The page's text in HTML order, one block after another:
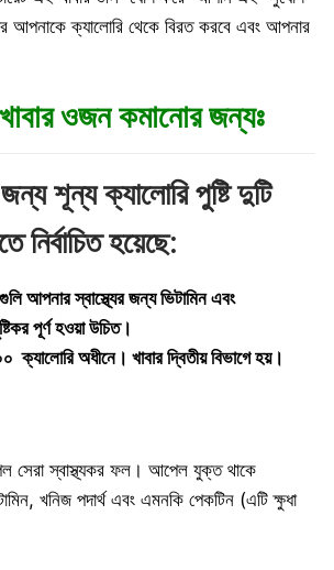
আপনাকে ক্যালোরি থেকে বিরত করবে এবং আপনার
ওজন কমানোর জন্যঃ
শূন্য ক্যালোরি পুষ্টি দুটি
নির্বাচিত হয়েছে:
আপনার স্বাস্থ্যের জন্য ভিটামিন এবং
পূর্ণ হওয়া উচিত।
ক্যালোরি অধীনে। খাবার দ্বিতীয় বিভাগে হয়।
সেরা স্বাস্থ্যকর ফল। আপেল যুক্ত থাকে
খনিজ পদার্থ এবং এমনকি পেকটিন (এটি ক্ষুধা